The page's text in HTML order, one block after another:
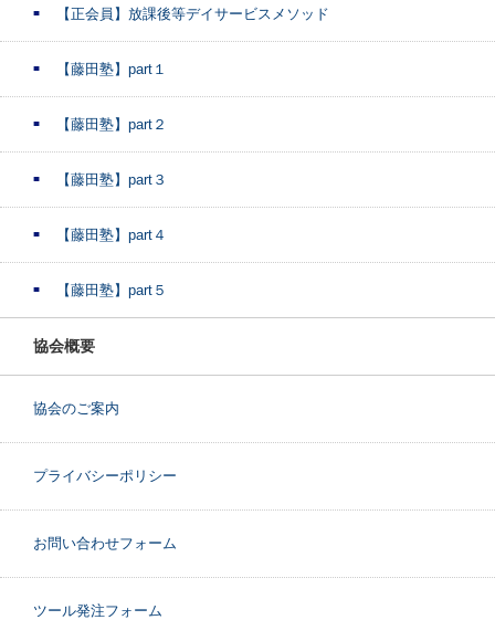
【正会員】放課後等デイサービスメソッド
【藤田塾】part１
【藤田塾】part２
【藤田塾】part３
【藤田塾】part４
【藤田塾】part５
協会概要
協会のご案内
プライバシーポリシー
お問い合わせフォーム
ツール発注フォーム